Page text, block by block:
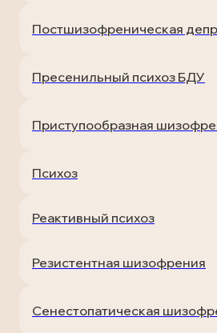
Постшизофреническая
Пресенильный психоз БДУ
Приступообразная
Психоз
Реактивный психоз
Резистентная шизофрения
Сенестопатическая